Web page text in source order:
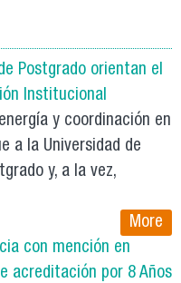
Postgrado orientan el
Institucional
y coordinación en
a la Universidad de
y, a la vez,
More
con mención en
acreditación por 8 Años